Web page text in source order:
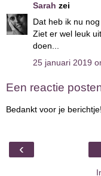
Sarah zei
Dat heb ik nu
Ziet er wel leuk
doen...
25 januari 2019
Een reactie
Bedankt voor je berichtje!
‹